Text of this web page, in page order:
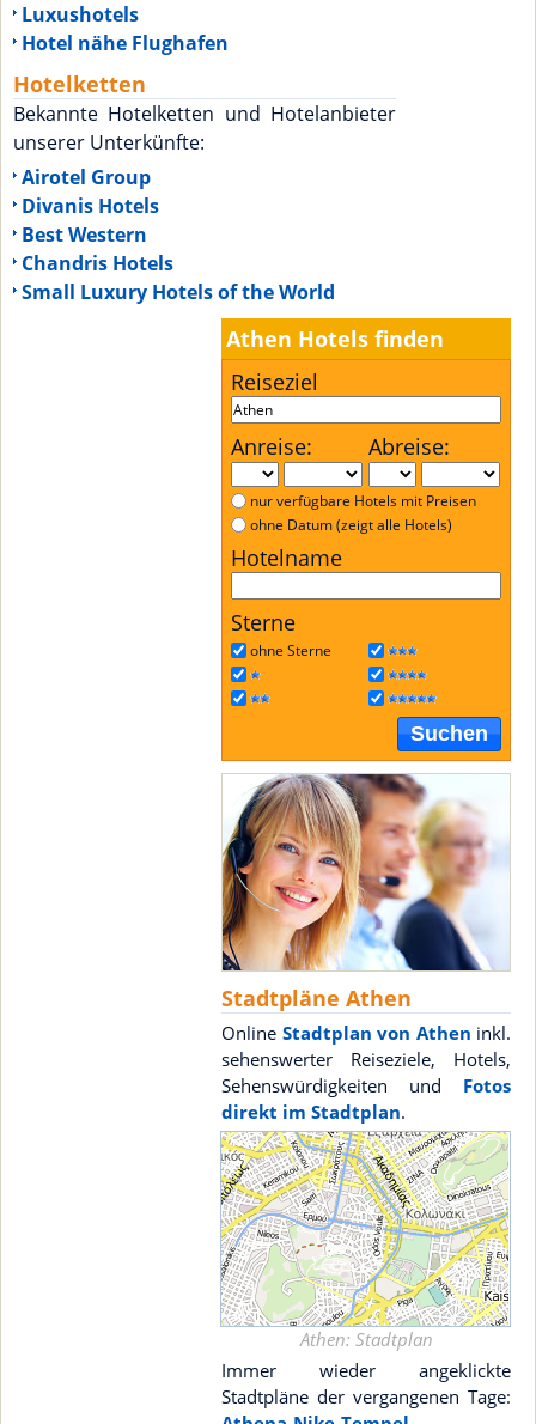
Luxushotels
Hotel nähe Flughafen
Hotelketten
Bekannte Hotelketten und Hotelanbieter
unserer Unterkünfte:
Airotel Group
Divanis Hotels
Best Western
Chandris Hotels
Small Luxury Hotels of the World
Athen Hotels finden
Reiseziel
Anreise: Abreise:
nur verfügbare Hotels mit Preisen
ohne Datum (zeigt alle Hotels)
Hotelname
Sterne
ohne Sterne
Suchen
Stadtpläne Athen
Online Stadtplan von Athen inkl.
sehenswerter Reiseziele, Hotels,
Sehenswürdigkeiten und Fotos
direkt im Stadtplan.
Athen: Stadtplan
Immer wieder angeklickte
Stadtpläne der vergangenen Tage: